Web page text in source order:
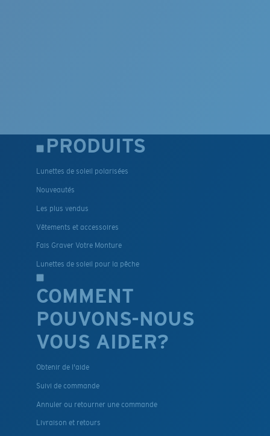
PRODUITS
Lunettes de soleil polarisées
Nouveautés
Les plus vendus
Vêtements et accessoires
Fais Graver Votre Monture
Lunettes de soleil pour la pêche
COMMENT
POUVONS-NOUS
VOUS AIDER?
Obtenir de l'aide
Suivi de commande
Annuler ou retourner une commande
Livraison et retours